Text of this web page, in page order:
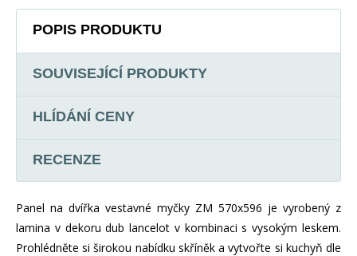
POPIS PRODUKTU
SOUVISEJÍCÍ PRODUKTY
HLÍDÁNÍ CENY
RECENZE
Panel na dvířka vestavné myčky ZM 570x596 je vyrobený z
lamina v dekoru dub lancelot v kombinaci s vysokým leskem.
Prohlédněte si širokou nabídku skříněk a vytvořte si kuchyň dle